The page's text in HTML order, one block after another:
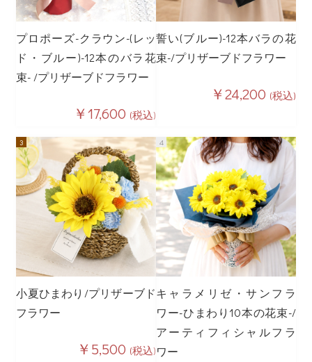
プロポーズ-クラウン-(レッ
ド・ブルー)-12本のバラ花
束- /プリザーブドフラワー
￥17,600 (税込)
誓い(ブルー)-12本バラの花
束-/プリザーブドフラワー
￥24,200 (税込)
小夏ひまわり/プリザーブド
フラワー
￥5,500 (税込)
キャラメリゼ・サンフラ
ワー-ひまわり10本の花束-/
アーティフィシャルフラ
ワー